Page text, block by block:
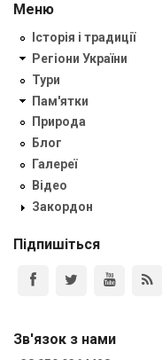
Меню
Історія і традиції
Регіони України
Тури
Пам'ятки
Природа
Блог
Галереї
Відео
Закордон
Підпишіться
Зв'язок з нами